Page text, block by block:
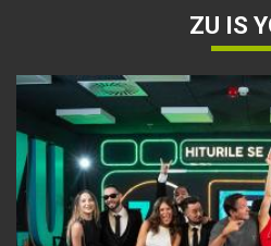
Bătălie strânsă la
Verii: Cabron
21 Iulie
Dă volumul mai
ZU IS